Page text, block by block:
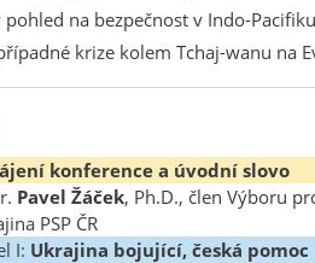
pohled na bezpečnost v Indo-Pacifiku
krize kolem Tchaj-wanu na
konference a úvodní slovo
Pavel Žáček, Ph.D., člen Výboru
PSP ČR
I: Ukrajina bojující, česká